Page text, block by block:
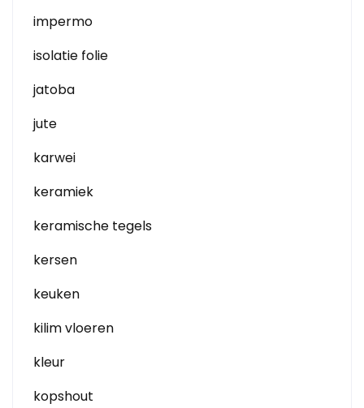
impermo
isolatie folie
jatoba
jute
karwei
keramiek
keramische tegels
kersen
keuken
kilim vloeren
kleur
kopshout